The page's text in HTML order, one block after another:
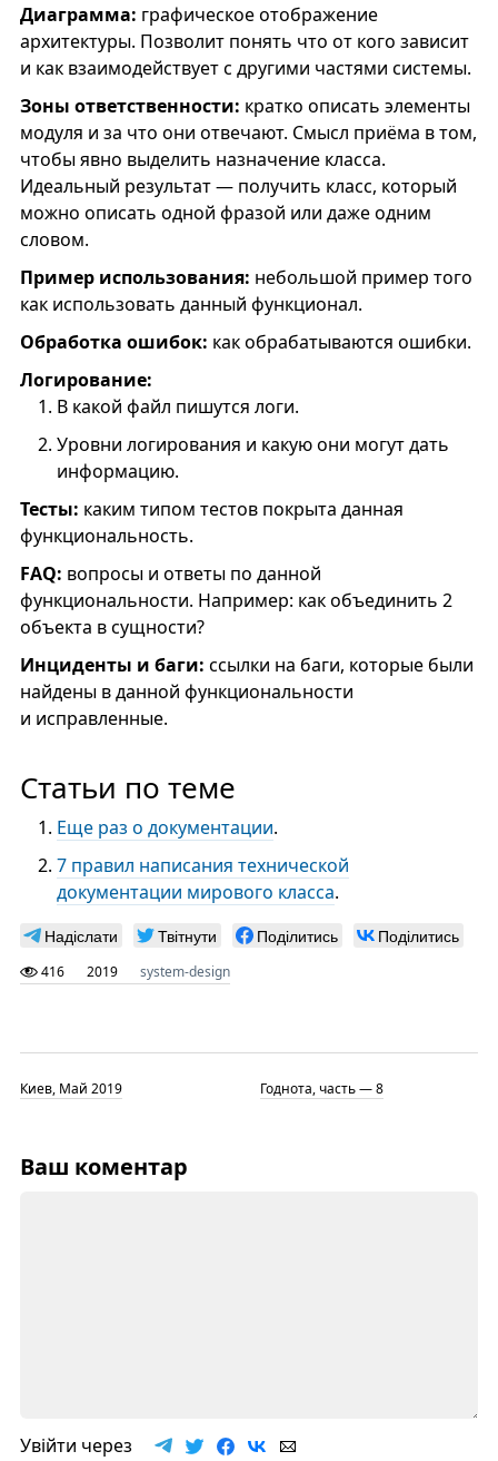
Диаграмма: графическое отображение
архитектуры. Позволит понять что от кого зависит
и как взаимодействует с другими частями системы.
Зоны ответственности: кратко описать элементы
модуля и за что они отвечают. Смысл приёма в том,
чтобы явно выделить назначение класса.
Идеальный результат — получить класс, который
можно описать одной фразой или даже одним
словом.
Пример использования: небольшой пример того
как использовать данный функционал.
Обработка ошибок: как обрабатываются ошибки.
Логирование:
В какой файл пишутся логи.
Уровни логирования и какую они могут дать
информацию.
Тесты: каким типом тестов покрыта данная
функциональность.
FAQ: вопросы и ответы по данной
функциональности. Например: как объединить 2
объекта в сущности?
Инциденты и баги: ссылки на баги, которые были
найдены в данной функциональности
и исправленные.
Статьи по теме
Еще раз о документации.
7 правил написания технической
документации мирового класса.
Надіслати Твітнути Поділитись Поділитись
416 2019 system-design
Киев, Май 2019 Годнота, часть — 8
Ваш коментар
Увійти через